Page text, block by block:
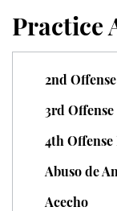
Practice
2nd
3rd
4th Offense
Abuso de
Acecho